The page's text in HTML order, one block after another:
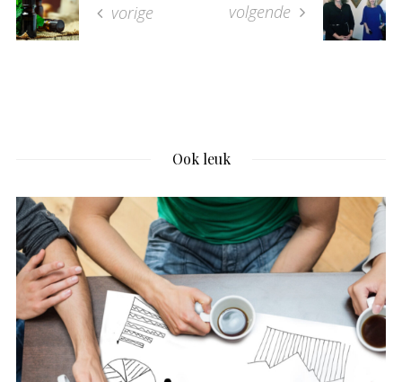
vorige volgende
Ook leuk